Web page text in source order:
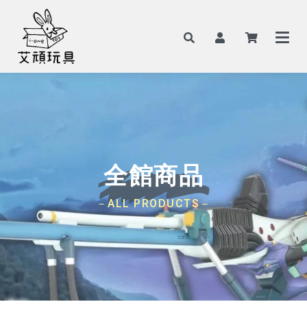
全館商品
－ALL PRODUCTS－